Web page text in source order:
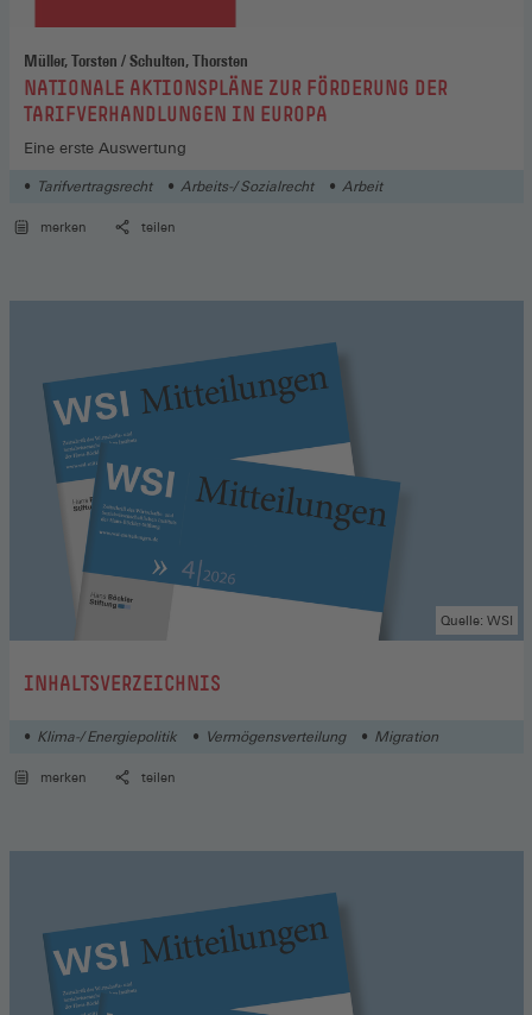
Müller, Torsten / Schulten, Thorsten
:NATIONALE AKTIONSPLÄNE ZUR FÖRDERUNG DER
TARIFVERHANDLUNGEN IN EUROPA
Eine erste Auswertung
Tarifvertragsrecht Arbeits-/ Sozialrecht Arbeit
merken teilen
:INHALTSVERZEICHNIS
Quelle: WSI
Klima-/ Energiepolitik Vermögensverteilung Migration
merken teilen